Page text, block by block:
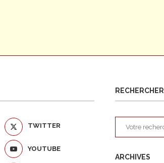
TWITTER
YOUTUBE
RECHERCHER
ARCHIVES